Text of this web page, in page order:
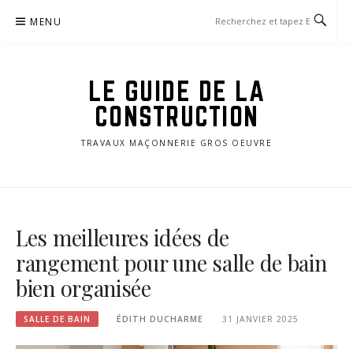
MENU
LE GUIDE DE LA
CONSTRUCTION
TRAVAUX MAÇONNERIE GROS OEUVRE
Les meilleures idées de
rangement pour une salle de bain
bien organisée
SALLE DE BAIN ÉDITH DUCHARME 31 JANVIER 2025